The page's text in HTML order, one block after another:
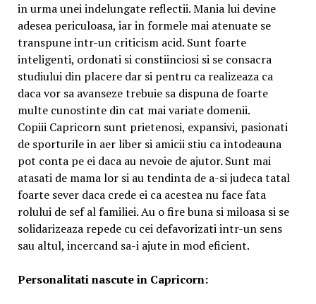
in urma unei indelungate reflectii. Mania lui devine
adesea periculoasa, iar in formele mai atenuate se
transpune intr-un criticism acid. Sunt foarte
inteligenti, ordonati si constiinciosi si se consacra
studiului din placere dar si pentru ca realizeaza ca
daca vor sa avanseze trebuie sa dispuna de foarte
multe cunostinte din cat mai variate domenii.
Copiii Capricorn sunt prietenosi, expansivi, pasionati
de sporturile in aer liber si amicii stiu ca intodeauna
pot conta pe ei daca au nevoie de ajutor. Sunt mai
atasati de mama lor si au tendinta de a-si judeca tatal
foarte sever daca crede ei ca acestea nu face fata
rolului de sef al familiei. Au o fire buna si miloasa si se
solidarizeaza repede cu cei defavorizati intr-un sens
sau altul, incercand sa-i ajute in mod eficient.
Personalitati nascute in Capricorn: